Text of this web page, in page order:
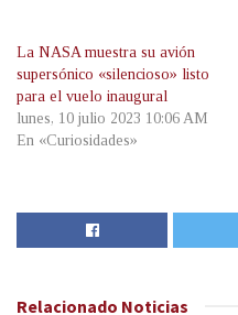
La NASA muestra su avión
supersónico «silencioso» listo
para el vuelo inaugural
lunes, 10 julio 2023 10:06 AM
En «Curiosidades»
Relacionado Noticias